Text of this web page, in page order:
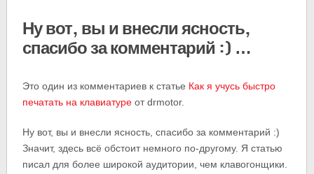
Ну вот, вы и внесли ясность,
спасибо за комментарий :) …
Это один из комментариев к статье Как я учусь быстро
печатать на клавиатуреот drmotor.
Ну вот, вы и внесли ясность, спасибо за комментарий :)
Значит, здесь всё обстоит немного по-другому. Я статью
писал для более широкой аудитории, чем клавогонщики.